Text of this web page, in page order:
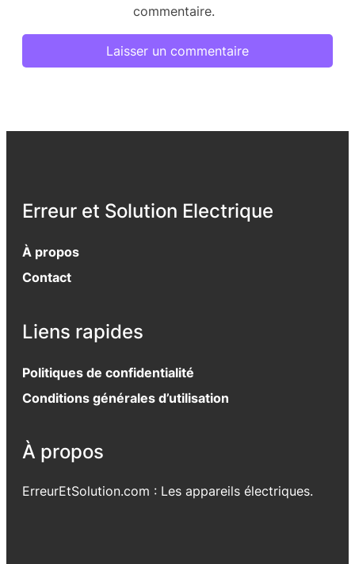
commentaire.
Erreur et Solution Electrique
À propos
Contact
Liens rapides
Politiques de confidentialité
Conditions générales d’utilisation
À propos
ErreurEtSolution.com : Les appareils électriques.